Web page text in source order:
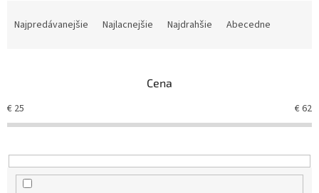
e
p
r
d
Najpredávanejšie Najlacnejšie Najdrahšie Abecedne
Cena
€ 25 €62